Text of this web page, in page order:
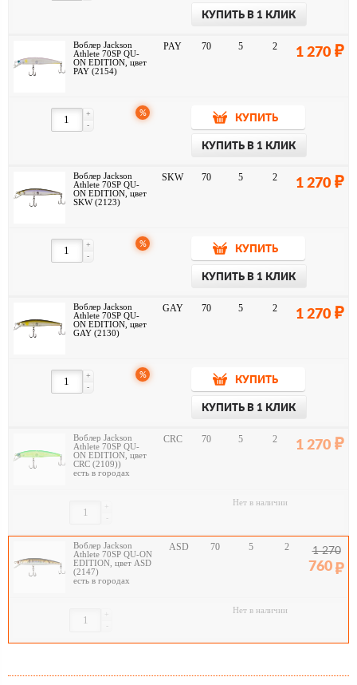
КУПИТЬ В 1 КЛИК
Воблер Jackson
Athlete 70SP QU-
ON EDITION, цвет
PAY (2154)
PAY 70 5 2 1 270
-
+ %
КУПИТЬ
КУПИТЬ В 1 КЛИК
Воблер Jackson
Athlete 70SP QU-
ON EDITION, цвет
SKW (2123)
SKW 70 5 2 1 270
-
+ %
КУПИТЬ
КУПИТЬ В 1 КЛИК
Воблер Jackson
Athlete 70SP QU-
ON EDITION, цвет
GAY (2130)
GAY 70 5 2 1 270
-
+ %
КУПИТЬ
КУПИТЬ В 1 КЛИК
Воблер Jackson
Athlete 70SP QU-
ON EDITION, цвет
CRC (2109))
есть в городах
CRC 70 5 2 1 270
-
+ Нет в наличии
Воблер Jackson
Athlete 70SP QU-ON
EDITION, цвет ASD
(2147)
есть в городах
ASD 70 5 2 1 270
760
-
+ Нет в наличии